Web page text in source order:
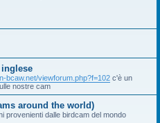
inglese
bcaw.net/viewforum.php?f=102 c'è un
nostre cam
around the world)
provenienti dalle birdcam del mondo